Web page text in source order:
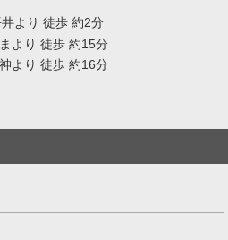
より 徒歩 約2分
より 徒歩 約15分
より 徒歩 約16分